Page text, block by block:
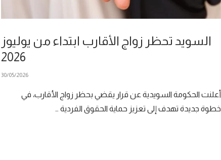
السويد تحظر زواج الأقارب ابتداء من يوليوز
2026
30/05/2026
أعلنت الحكومة السويدية عن قرار يقضي بحظر زواج الأقارب، في
خطوة جديدة تهدف إلى تعزيز حماية الحقوق الفردية …